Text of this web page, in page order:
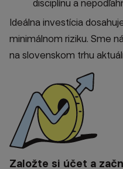
disciplínu a
Ideálna investícia
minimálnom riziku. Sme
na slovenskom trhu
Založte si účet a